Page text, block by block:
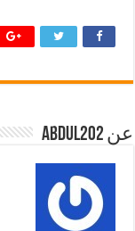
عن abdul202